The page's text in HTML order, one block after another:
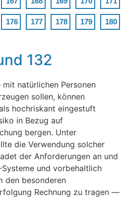
176 177 178 179 180
132
natürlichen Personen
sollen, können
hochriskant eingestuft
in Bezug auf
bergen. Unter
die Verwendung solcher
der Anforderungen an und
und vorbehaltlich
den besonderen
Rechnung zu tragen —